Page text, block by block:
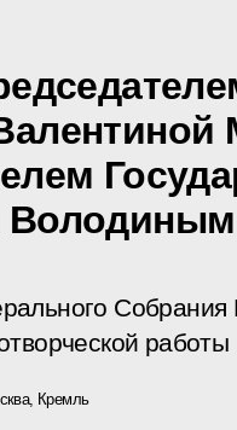
Володиным
Кремль